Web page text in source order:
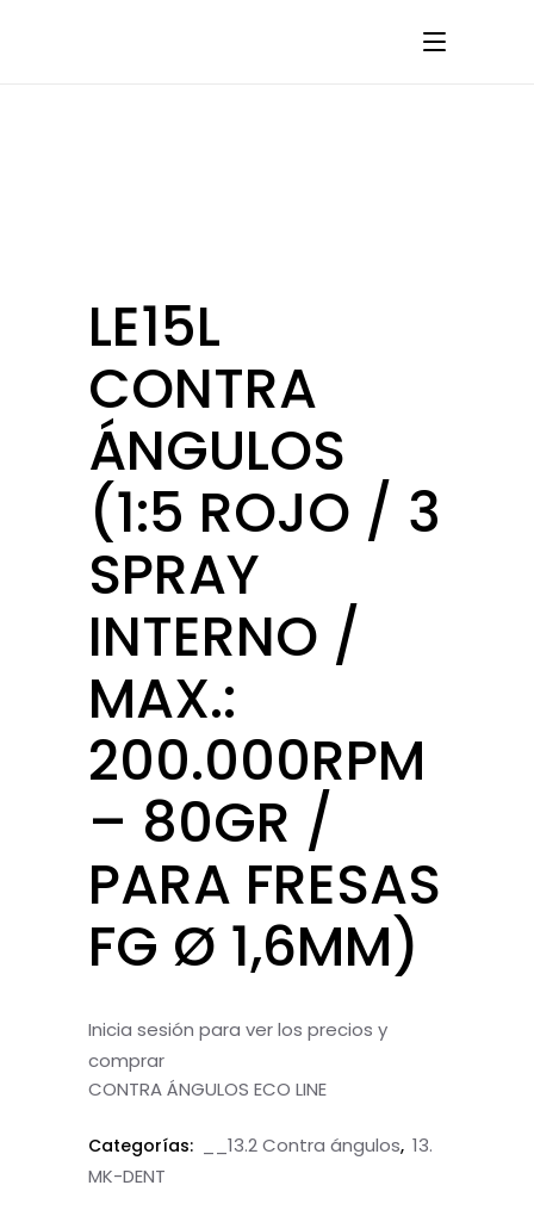
LE15L
CONTRA
ÁNGULOS
(1:5 ROJO / 3
SPRAY
INTERNO /
MAX.:
200.000RPM
– 80GR /
PARA FRESAS
FG Ø 1,6MM)
Inicia sesión para ver los precios y
comprar
CONTRA ÁNGULOS ECO LINE
Categorías: __13.2 Contra ángulos, 13.
MK-DENT